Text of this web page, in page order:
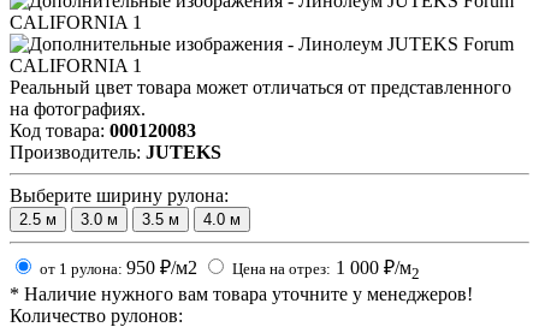
Реальный цвет товара может отличаться от представленного
на фотографиях.
Код товара: 000120083
Производитель: JUTEKS
Выберите ширину рулона:
2.5 м 3.0 м 3.5 м 4.0 м
от 1 рулона: 950 ₽/м2 Цена на отрез: 1 000 ₽/м2
* Наличие нужного вам товара уточните у менеджеров!
Количество рулонов: